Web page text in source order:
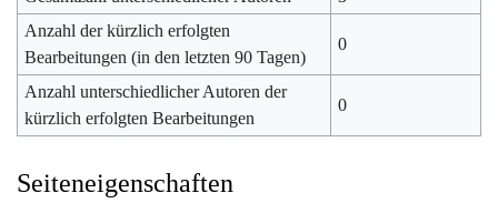
Anzahl der kürzlich erfolgten
Bearbeitungen (in den letzten 90 Tagen)
0
Anzahl unterschiedlicher Autoren der
kürzlich erfolgten Bearbeitungen
0
Seiteneigenschaften